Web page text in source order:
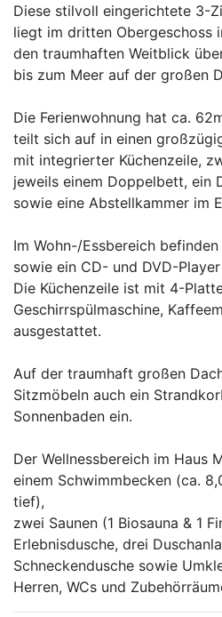
Diese stilvoll eingerichtete 3-
liegt im dritten Obergeschoss
den traumhaften Weitblick
bis zum Meer auf der großen
Die Ferienwohnung hat ca.
teilt sich auf in einen
mit integrierter Küchenzeile,
jeweils einem Doppelbett, ein
sowie eine Abstellkammer im
Im Wohn-/Essbereich
sowie ein CD- und DVD-
Die Küchenzeile ist mit 4-
Geschirrspülmaschine,
ausgestattet.
Auf der traumhaft großen
Sitzmöbeln auch ein
Sonnenbaden ein.
Der Wellnessbereich im Haus
einem Schwimmbecken (ca.
tief),
zwei Saunen (1 Biosauna & 1
Erlebnisdusche, drei
Schneckendusche sowie
Herren, WCs und